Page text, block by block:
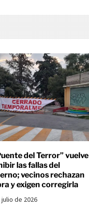
del Terror” vuelve
las fallas del
vecinos rechazan
y exigen corregirla
julio de 2026